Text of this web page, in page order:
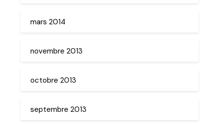
mars 2014
novembre 2013
octobre 2013
septembre 2013